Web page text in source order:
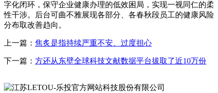
字化闭环，保守企业健康办理的低效困局，实现一视同仁的柔
性干涉。后台可曲不雅展现各部分、各春秋段员工的健康风险
分布取改善趋向。
上一篇： 焦炙是指持续严重不安、过度担心
下一篇： 方还从东壁全球科技文献数据平台拔取了近10万份